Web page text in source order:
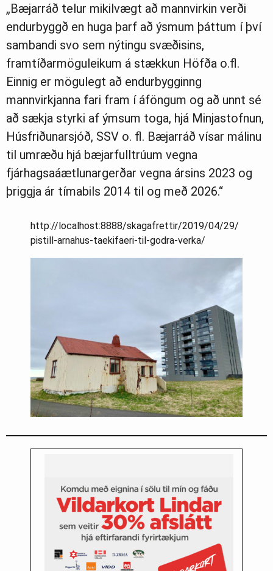
„Bæjarráð telur mikilvægt að mannvirkin verði
endurbyggð en huga þarf að ýsmum þáttum í því
sambandi svo sem nýtingu svæðisins,
framtíðarmöguleikum á stækkun Höfða o.fl.
Einnig er mögulegt að endurbygginng
mannvirkjanna fari fram í áföngum og að unnt sé
að sækja styrki af ýmsum toga, hjá Minjastofnun,
Húsfriðunarsjóð, SSV o. fl. Bæjarráð vísar málinu
til umræðu hjá bæjarfulltrúum vegna
fjárhagsaáætlunargerðar vegna ársins 2023 og
þriggja ár tímabils 2014 til og með 2026.“
http://localhost:8888/skagafrettir/2019/04/29/
pistill-arnahus-taekifaeri-til-godra-verka/